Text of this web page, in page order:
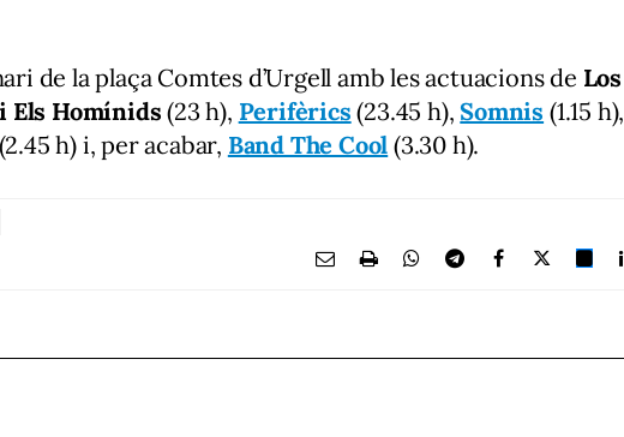
de la plaça Comtes d’Urgell amb les actuacions de Los
Els Homínids (23 h), Perifèrics (23.45 h),Somnis (1.15 h),
h) i, per acabar, Band The Cool (3.30 h).